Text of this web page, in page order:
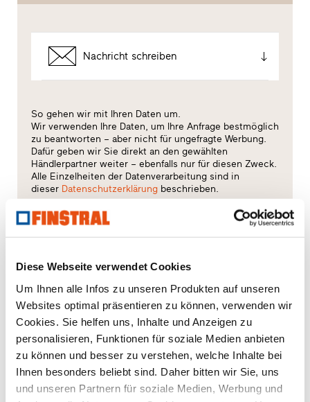
Diese Webseite verwendet Cookies
Um Ihnen alle Infos zu unseren Produkten auf unseren
Websites optimal präsentieren zu können, verwenden wir
Cookies. Sie helfen uns, Inhalte und Anzeigen zu
personalisieren, Funktionen für soziale Medien anbieten
zu können und besser zu verstehen, welche Inhalte bei
Ihnen besonders beliebt sind. Daher bitten wir Sie, uns
und unseren Partnern für soziale Medien, Werbung und
Nachricht schreiben
So gehen wir mit Ihren Daten um.
Wir verwenden Ihre Daten, um Ihre Anfrage bestmöglich
zu beantworten – aber nicht für ungefragte Werbung.
Dafür geben wir Sie direkt an den gewählten
Händlerpartner weiter – ebenfalls nur für diesen Zweck.
Alle Einzelheiten der Datenverarbeitung sind in
dieser Datenschutzerklärungbeschrieben.
Welches Thema interessiert Sie besonders?
Fenster
Haustüren
Glaswände
Fensteraustausch
Neu-/Umbau